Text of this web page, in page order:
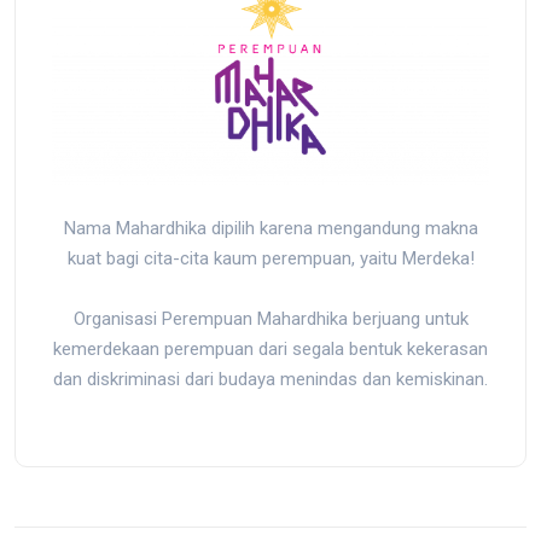
Nama Mahardhika dipilih karena mengandung makna
kuat bagi cita-cita kaum perempuan, yaitu Merdeka!
Organisasi Perempuan Mahardhika berjuang untuk
kemerdekaan perempuan dari segala bentuk kekerasan
dan diskriminasi dari budaya menindas dan kemiskinan.